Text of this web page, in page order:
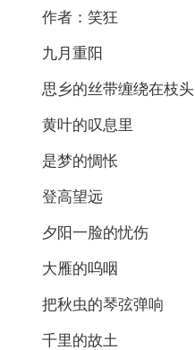
作者：笑狂
九月重阳
思乡的丝带缠绕在枝头
黄叶的叹息里
是梦的惆怅
登高望远
夕阳一脸的忧伤
大雁的呜咽
把秋虫的琴弦弹响
千里的故土